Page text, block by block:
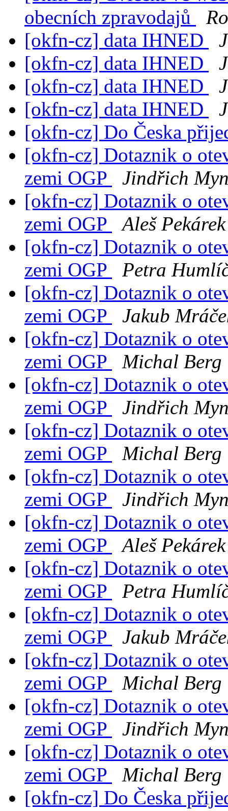
obecních zpravodajů
[okfn-cz] data IHNED
[okfn-cz] data IHNED
[okfn-cz] data IHNED
[okfn-cz] data IHNED
[okfn-cz] Do Česka
[okfn-cz] Dotaznik o
zemi OGP
Jindřich
[okfn-cz] Dotaznik o
zemi OGP
Aleš Pekárek
[okfn-cz] Dotaznik o
zemi OGP
Petra
[okfn-cz] Dotaznik o
zemi OGP
Jakub
[okfn-cz] Dotaznik o
zemi OGP
Michal Berg
[okfn-cz] Dotaznik o
zemi OGP
Jindřich
[okfn-cz] Dotaznik o
zemi OGP
Michal Berg
[okfn-cz] Dotaznik o
zemi OGP
Jindřich
[okfn-cz] Dotaznik o
zemi OGP
Aleš Pekárek
[okfn-cz] Dotaznik o
zemi OGP
Petra
[okfn-cz] Dotaznik o
zemi OGP
Jakub
[okfn-cz] Dotaznik o
zemi OGP
Michal Berg
[okfn-cz] Dotaznik o
zemi OGP
Jindřich
[okfn-cz] Dotaznik o
zemi OGP
Michal Berg
[okfn-cz] Do Česka